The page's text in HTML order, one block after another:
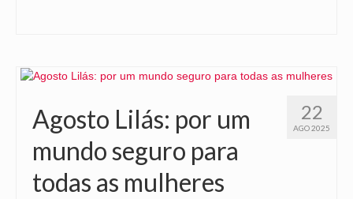
22
AGO 2025
Agosto Lilás: por um
mundo seguro para
todas as mulheres